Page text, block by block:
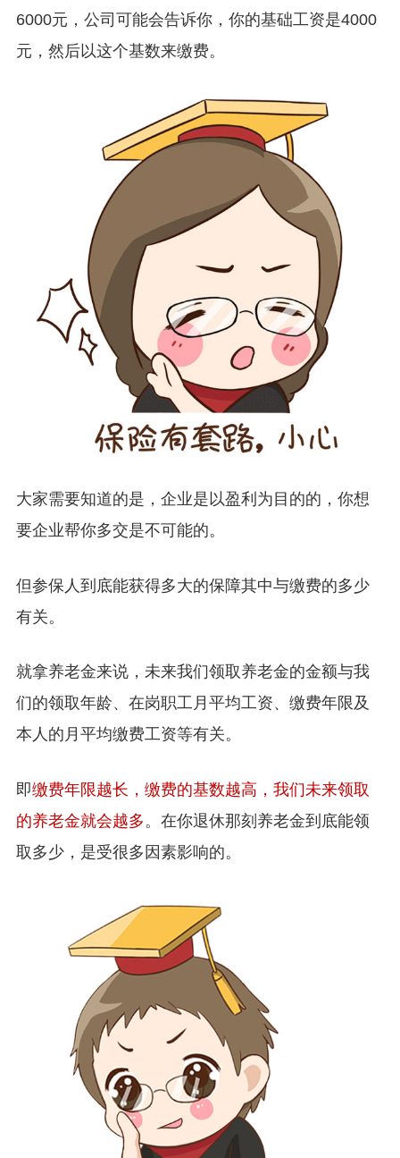
6000元，公司可能会告诉你，你的基础工资是4000
元，然后以这个基数来缴费。
大家需要知道的是，企业是以盈利为目的的，你想
要企业帮你多交是不可能的。
但参保人到底能获得多大的保障其中与缴费的多少
有关。
就拿养老金来说，未来我们领取养老金的金额与我
们的领取年龄、在岗职工月平均工资、缴费年限及
本人的月平均缴费工资等有关。
即缴费年限越长，缴费的基数越高，我们未来领取
的养老金就会越多。在你退休那刻养老金到底能领
取多少，是受很多因素影响的。